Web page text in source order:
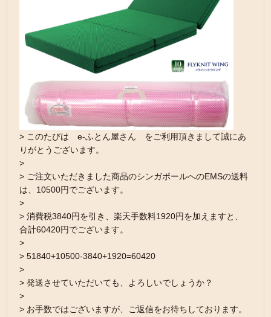
> このたびは e-ふとん屋さん をご利用頂きまして誠にあ
りがとうございます。
>
> ご注文いただきました商品のシンガポールへのEMSの送料
は、10500円でございます。
>
> 消費税3840円を引き、楽天手数料1920円を加えますと、
合計60420円でございます。
>
> 51840+10500-3840+1920=60420
>
> 発送させていただいても、よろしいでしょうか？
>
> お手数ではございますが、ご返信をお待ちしております。